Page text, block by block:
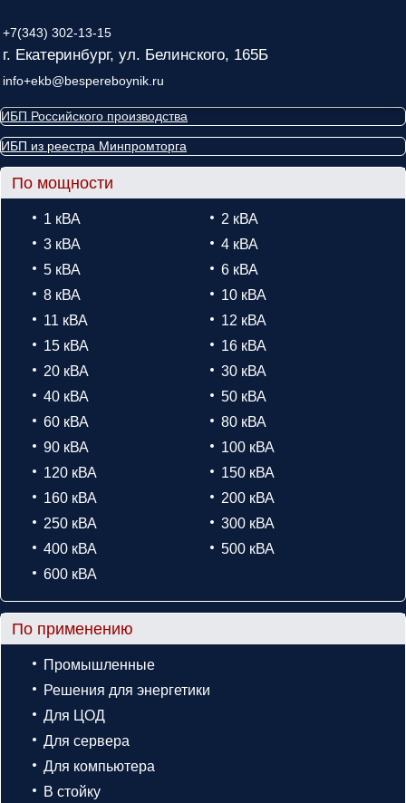
+7(343) 302-13-15
г. Екатеринбург, ул. Белинского, 165Б
info+ekb@bespereboynik.ru
ИБП Российского производства
ИБП из реестра Минпромторга
По мощности
1 кВА
2 кВА
3 кВА
4 кВА
5 кВА
6 кВА
8 кВА
10 кВА
11 кВА
12 кВА
15 кВА
16 кВА
20 кВА
30 кВА
40 кВА
50 кВА
60 кВА
80 кВА
90 кВА
100 кВА
120 кВА
150 кВА
160 кВА
200 кВА
250 кВА
300 кВА
400 кВА
500 кВА
600 кВА
По применению
Промышленные
Решения для энергетики
Для ЦОД
Для сервера
Для компьютера
В стойку